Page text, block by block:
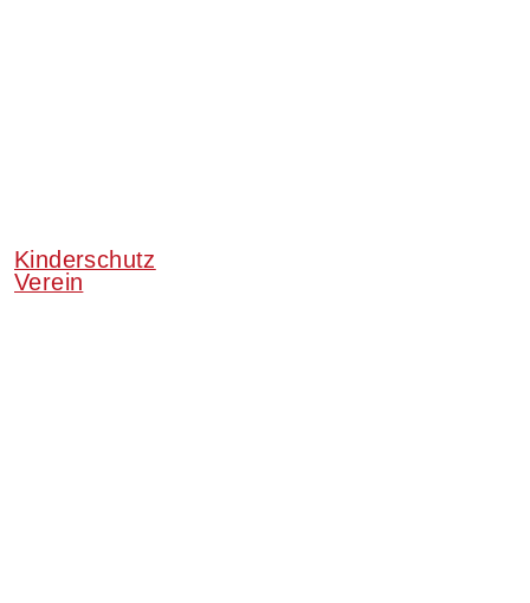
Kinderschutz
Verein